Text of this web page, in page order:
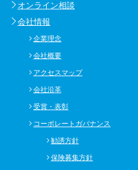
オンライン相談
会社情報
企業理念
会社概要
アクセスマップ
会社沿革
受賞・表彰
コーポレートガバナンス
勧誘方針
保険募集方針